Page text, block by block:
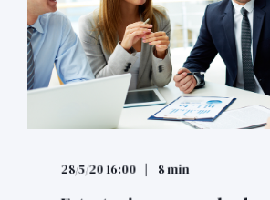
28/5/20 16:00 8 min